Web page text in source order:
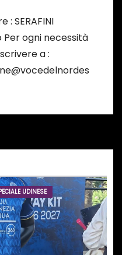
: SERAFINI
Per ogni necessità
a :
UDINESE